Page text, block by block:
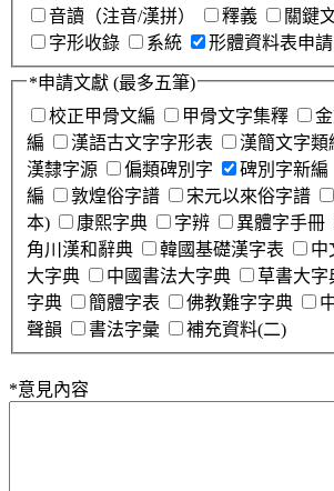
音讀（注音/漢拼）
釋義 關鍵
字形收錄
系統 形體資料表申請
*申請文獻 (最多五筆)
校正甲骨文編
甲骨文字集釋
編
漢語古文字字形表 漢簡文字類
漢隸字源
偏類碑別字 碑別字新編
編
敦煌俗字譜 宋元以來俗字譜
本)
康熙字典 字辨 異體字手冊
角川漢和辭典
韓國基礎漢字表 中
大字典
中國書法大字典 草書大字
字典
簡體字表 佛教難字字典
聲韻
書法字彙 補充資料(二)
*意見內容